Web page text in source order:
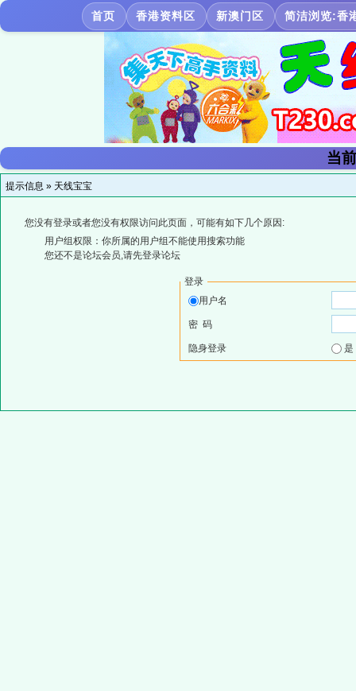
首页 香港资料区 新澳门区 简洁浏览:香
当
提示信息 » 天线宝宝
您没有登录或者您没有权限访问此页面，可能有如下几个原因:
用户组权限：你所属的用户组不能使用搜索功能
您还不是论坛会员,请先登录论坛
登录
用户名
密 码
隐身登录